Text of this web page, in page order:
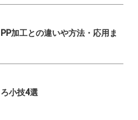
加工との違いや方法・応用ま
小技4選